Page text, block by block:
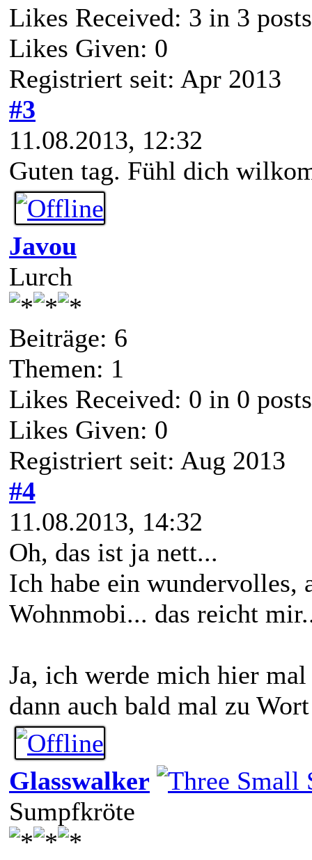
Likes Received: 3 in 3 posts
Likes Given: 0
Registriert seit: Apr 2013
#3
11.08.2013, 12:32
Guten tag. Fühl dich
Javou
Lurch
Beiträge: 6
Themen: 1
Likes Received: 0 in 0 posts
Likes Given: 0
Registriert seit: Aug 2013
#4
11.08.2013, 14:32
Oh, das ist ja nett...
Ich habe ein wundervolles,
Wohnmobi... das reicht
Ja, ich werde mich hier
dann auch bald mal zu
Glasswalker
Sumpfkröte